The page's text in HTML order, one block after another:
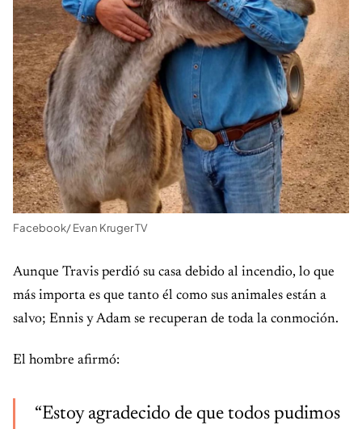
Facebook/ Evan Kruger TV
Aunque Travis perdió su casa debido al incendio, lo que
más importa es que tanto él como sus animales están a
salvo; Ennis y Adam se recuperan de toda la conmoción.
El hombre afirmó:
“Estoy agradecido de que todos pudimos